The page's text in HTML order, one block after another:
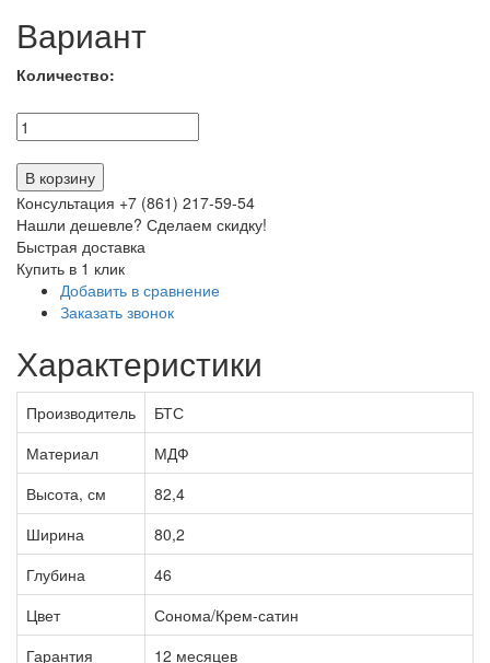
Вариант
Количество:
В корзину
Консультация +7 (861) 217-59-54
Нашли дешевле? Сделаем скидку!
Быстрая доставка
Купить в 1 клик
Добавить в сравнение
Заказать звонок
Характеристики
Производитель
БТС
Материал
МДФ
Высота, см
82,4
Ширина
80,2
Глубина
46
Цвет
Сонома/Крем-сатин
Гарантия
12 месяцев